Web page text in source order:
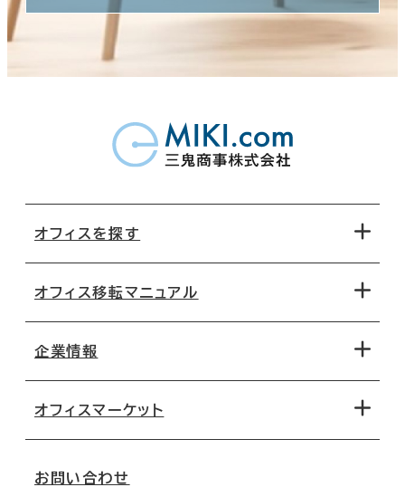
オフィスを探す
地図から探す
路線・駅から探す
オフィス移転マニュアル
移転コストシミュレーション
移転スケジュール
オフィス移転Q&A
企業情報
オフィスマーケット
お問い合わせ